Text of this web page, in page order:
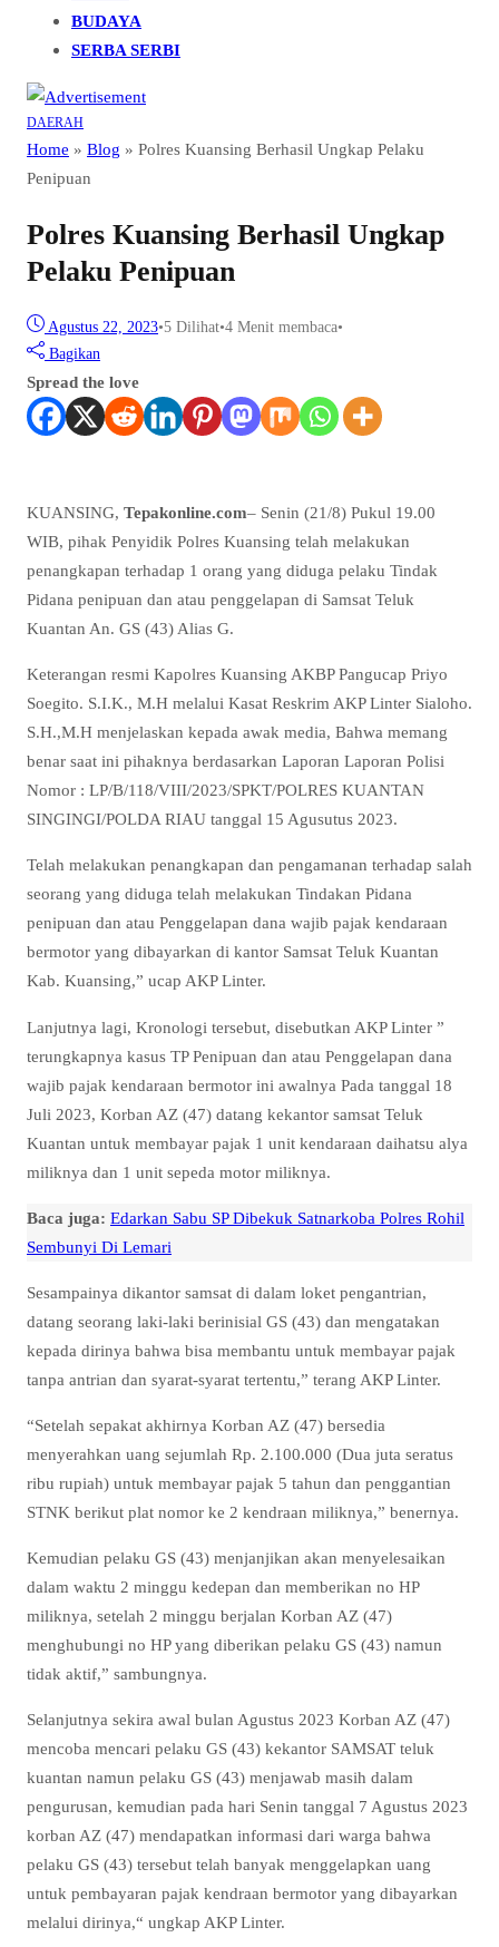
BUDAYA
SERBA SERBI
DAERAH
Home » Blog » Polres Kuansing Berhasil Ungkap Pelaku
Penipuan
Polres Kuansing Berhasil Ungkap
Pelaku Penipuan
Agustus 22, 2023•5 Dilihat•4 Menit membaca•
Bagikan
Spread the love
KUANSING, Tepakonline.com– Senin (21/8) Pukul 19.00
WIB, pihak Penyidik Polres Kuansing telah melakukan
penangkapan terhadap 1 orang yang diduga pelaku Tindak
Pidana penipuan dan atau penggelapan di Samsat Teluk
Kuantan An. GS (43) Alias G.
Keterangan resmi Kapolres Kuansing AKBP Pangucap Priyo
Soegito. S.I.K., M.H melalui Kasat Reskrim AKP Linter Sialoho.
S.H.,M.H menjelaskan kepada awak media, Bahwa memang
benar saat ini pihaknya berdasarkan Laporan Laporan Polisi
Nomor : LP/B/118/VIII/2023/SPKT/POLRES KUANTAN
SINGINGI/POLDA RIAU tanggal 15 Agusutus 2023.
Telah melakukan penangkapan dan pengamanan terhadap salah
seorang yang diduga telah melakukan Tindakan Pidana
penipuan dan atau Penggelapan dana wajib pajak kendaraan
bermotor yang dibayarkan di kantor Samsat Teluk Kuantan
Kab. Kuansing,” ucap AKP Linter.
Lanjutnya lagi, Kronologi tersebut, disebutkan AKP Linter ”
terungkapnya kasus TP Penipuan dan atau Penggelapan dana
wajib pajak kendaraan bermotor ini awalnya Pada tanggal 18
Juli 2023, Korban AZ (47) datang kekantor samsat Teluk
Kuantan untuk membayar pajak 1 unit kendaraan daihatsu alya
miliknya dan 1 unit sepeda motor miliknya.
Baca juga: Edarkan Sabu SP Dibekuk Satnarkoba Polres Rohil
Sembunyi Di Lemari
Sesampainya dikantor samsat di dalam loket pengantrian,
datang seorang laki-laki berinisial GS (43) dan mengatakan
kepada dirinya bahwa bisa membantu untuk membayar pajak
tanpa antrian dan syarat-syarat tertentu,” terang AKP Linter.
“Setelah sepakat akhirnya Korban AZ (47) bersedia
menyerahkan uang sejumlah Rp. 2.100.000 (Dua juta seratus
ribu rupiah) untuk membayar pajak 5 tahun dan penggantian
STNK berikut plat nomor ke 2 kendraan miliknya,” benernya.
Kemudian pelaku GS (43) menjanjikan akan menyelesaikan
dalam waktu 2 minggu kedepan dan memberikan no HP
miliknya, setelah 2 minggu berjalan Korban AZ (47)
menghubungi no HP yang diberikan pelaku GS (43) namun
tidak aktif,” sambungnya.
Selanjutnya sekira awal bulan Agustus 2023 Korban AZ (47)
mencoba mencari pelaku GS (43) kekantor SAMSAT teluk
kuantan namun pelaku GS (43) menjawab masih dalam
pengurusan, kemudian pada hari Senin tanggal 7 Agustus 2023
korban AZ (47) mendapatkan informasi dari warga bahwa
pelaku GS (43) tersebut telah banyak menggelapkan uang
untuk pembayaran pajak kendraan bermotor yang dibayarkan
melalui dirinya,“ ungkap AKP Linter.